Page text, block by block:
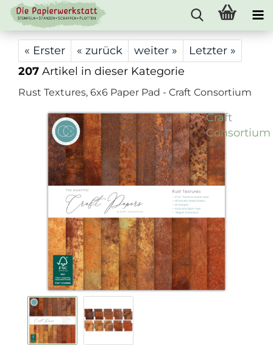
« Erster « zurück weiter »
Letzter »
207 Artikel in dieser Kategorie
Rust Textures, 6x6 Paper Pad - Craft Consortium
Craft
Consortium